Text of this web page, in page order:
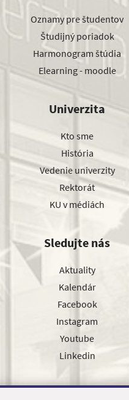
Oznamy pre študentov
Študijný poriadok
Harmonogram štúdia
Elearning - moodle
Univerzita
Kto sme
História
Vedenie univerzity
Rektorát
KU v médiách
Sledujte nás
Aktuality
Kalendár
Facebook
Instagram
Youtube
Linkedin